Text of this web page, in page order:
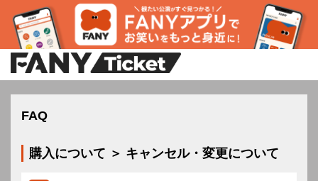
FAQ
購入について ＞ キャンセル・変更について